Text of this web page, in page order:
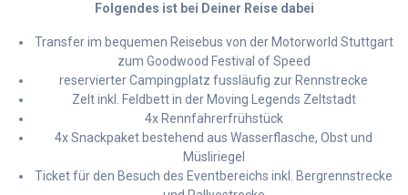
Folgendes ist bei Deiner Reise dabei
Transfer im bequemen Reisebus von der Motorworld Stuttgart
zum Goodwood Festival of Speed
reservierter Campingplatz fussläufig zur Rennstrecke
Zelt inkl. Feldbett in der Moving Legends Zeltstadt
4x Rennfahrerfrühstück
4x Snackpaket bestehend aus Wasserflasche, Obst und
Müsliriegel
Ticket für den Besuch des Eventbereichs inkl. Bergrennstrecke